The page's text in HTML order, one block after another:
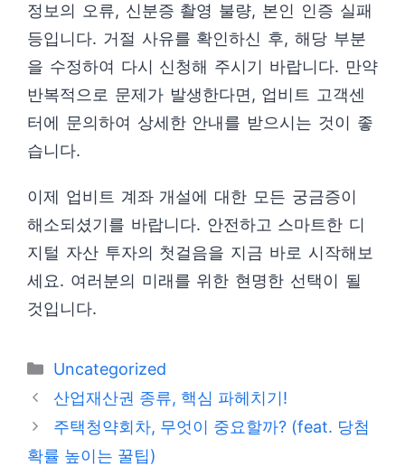
정보의 오류, 신분증 촬영 불량, 본인 인증 실패
등입니다. 거절 사유를 확인하신 후, 해당 부분
을 수정하여 다시 신청해 주시기 바랍니다. 만약
반복적으로 문제가 발생한다면, 업비트 고객센
터에 문의하여 상세한 안내를 받으시는 것이 좋
습니다.
이제 업비트 계좌 개설에 대한 모든 궁금증이
해소되셨기를 바랍니다. 안전하고 스마트한 디
지털 자산 투자의 첫걸음을 지금 바로 시작해보
세요. 여러분의 미래를 위한 현명한 선택이 될
것입니다.
카
테
리
Uncategorized
산업재산권 종류, 핵심 파헤치기!
주택청약회차, 무엇이 중요할까? (feat. 당첨
확률 높이는 꿀팁)